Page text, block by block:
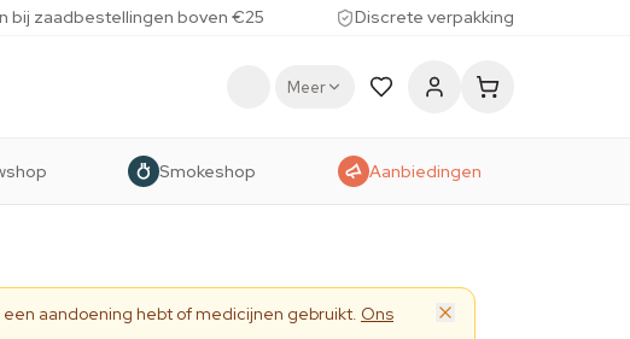
bij zaadbestellingen boven €25 Discrete verpakking
Meer
Smokeshop Aanbiedingen
aandoening hebt of medicijnen gebruikt. Ons